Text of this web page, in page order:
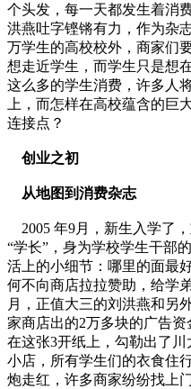
个头发，每一天都发生着消
洪燕吐字铿锵有力，作为杂
万学生的高校校外，商家们
想走近学生，而学生只是想
这么多的学生消费，许多人
上，而怎样在高校蕴含的巨
连接点？
创业之初
从地图到消费杂志
2005 年9月，新生入学了
“学长”，身为学校学生干部
活上的小细节：哪里的面
何不向商店拉拉赞助，给学
月，正值大三的刘洪燕和另
家商店出的2万多块的广告资
在这张3开纸上，勾勒出了
小店，所有学生们的衣食住
炮走红，许多商家纷纷找上